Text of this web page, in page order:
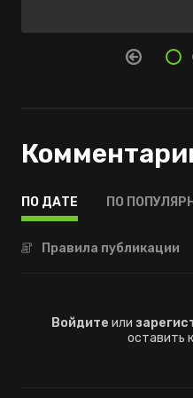
ПО ДАТЕ ПО
Правила публикации
Войдите или
оставить